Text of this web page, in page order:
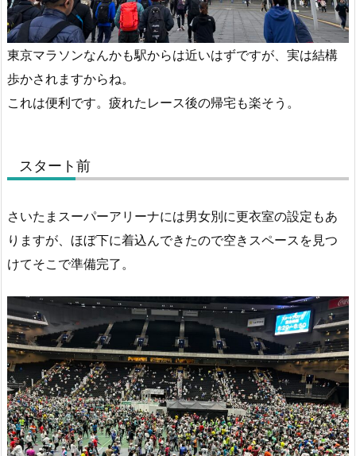
東京マラソンなんかも駅からは近いはずですが、実は結構
歩かされますからね。
これは便利です。疲れたレース後の帰宅も楽そう。
スタート前
さいたまスーパーアリーナには男女別に更衣室の設定もあ
りますが、ほぼ下に着込んできたので空きスペースを見つ
けてそこで準備完了。